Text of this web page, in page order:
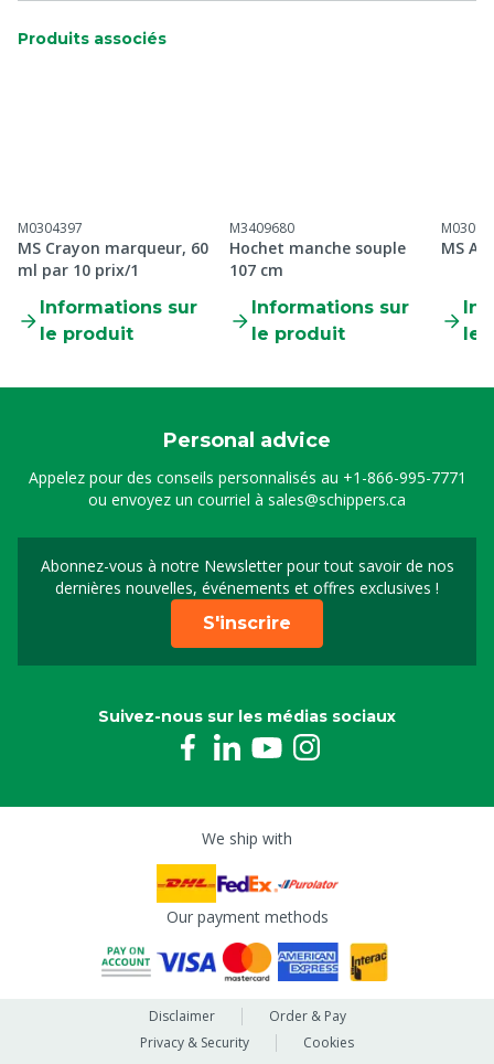
Produits associés
M0304397
MS Crayon marqueur, 60
ml par 10 prix/1
Informations sur
le produit
M3409680
Hochet manche souple
107 cm
Informations sur
le produit
MS
le
Personal advice
Appelez pour des conseils personnalisés au +1-866-995-7771
ou envoyez un courriel à sales@schippers.ca
Abonnez-vous à notre Newsletter pour tout savoir de nos
dernières nouvelles, événements et offres exclusives !
Sign up for our
S'inscrire
Suivez-nous sur les médias sociaux
We ship with
Our payment methods
Disclaimer
Order & Pay
Privacy & Security
Cookies